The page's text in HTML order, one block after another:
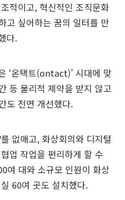
적이고, 혁신적인 조직문화
고 싶어하는 꿈의 일터를 만
다.
‘온택트(ontact)’ 시대에 맞
등 물리적 제약을 받지 않고
도 전면 개선했다.
없애고, 화상회의와 디지털
업 작업을 편리하게 할 수
여 대와 소규모 인원이 화상
60여 곳도 설치했다.